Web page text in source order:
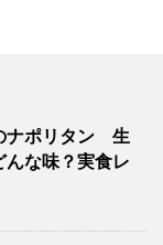
ナポリタン 生
んな味？実食レ